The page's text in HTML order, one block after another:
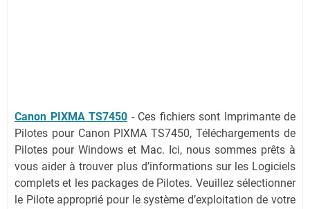
Canon PIXMA TS7450 - Ces fichiers sont Imprimante de
Pilotes pour Canon PIXMA TS7450, Téléchargements de
Pilotes pour Windows et Mac. Ici, nous sommes prêts à
vous aider à trouver plus d’informations sur les Logiciels
complets et les packages de Pilotes. Veuillez sélectionner
le Pilote approprié pour le système d’exploitation de votre